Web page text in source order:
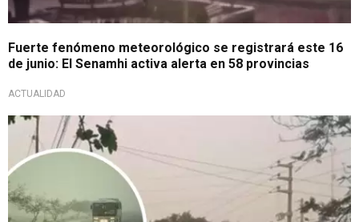
Fuerte fenómeno meteorológico se registrará este 16
de junio: El Senamhi activa alerta en 58 provincias
ACTUALIDAD
A tomar precauciones